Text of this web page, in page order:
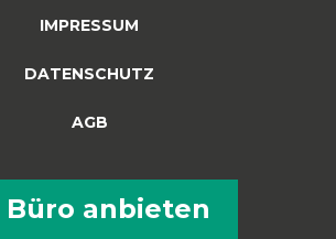
IMPRESSUM
DATENSCHUTZ
AGB
Büro anbieten